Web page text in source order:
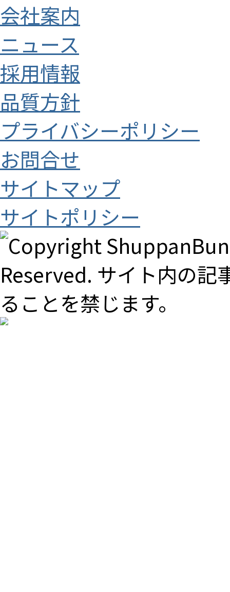
会社案内
ニュース
採用情報
品質方針
プライバシーポリシー
お問合せ
サイトマップ
サイトポリシー